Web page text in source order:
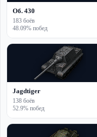
Об. 430
183 боёв
48.09% побед
Jagdtiger
138 боёв
52.9% побед